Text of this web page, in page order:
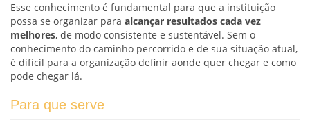
Esse conhecimento é fundamental para que a instituição
possa se organizar para alcançar resultados cada vez
melhores, de modo consistente e sustentável. Sem o
conhecimento do caminho percorrido e de sua situação atual,
é difícil para a organização definir aonde quer chegar e como
pode chegar lá.
Para que serve